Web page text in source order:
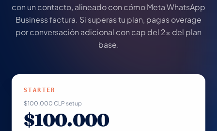
con un contacto, alineado con cómo Meta WhatsApp
Business factura. Si superas tu plan, pagas overage
por conversación adicional con cap del 2× del plan
base.
STARTER
$100.000 CLP setup
$100.000